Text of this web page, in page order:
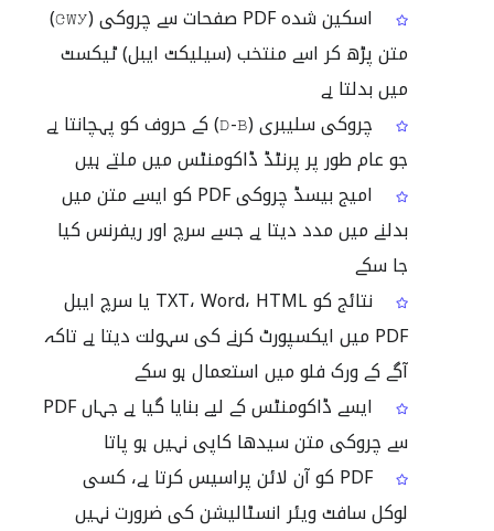
اسکین شدہ PDF صفحات سے چروکی (ᏣᎳᎩ)
متن پڑھ کر اسے منتخب (سیلیکٹ ایبل) ٹیکسٹ
میں بدلتا ہے
چروکی سلیبری (Ꭰ-Ᏼ) کے حروف کو پہچانتا ہے
جو عام طور پر پرنٹڈ ڈاکومنٹس میں ملتے ہیں
امیج بیسڈ چروکی PDF کو ایسے متن میں
بدلنے میں مدد دیتا ہے جسے سرچ اور ریفرنس کیا
جا سکے
نتائج کو TXT، Word، HTML یا سرچ ایبل
PDF میں ایکسپورٹ کرنے کی سہولت دیتا ہے تاکہ
آگے کے ورک فلو میں استعمال ہو سکے
ایسے ڈاکومنٹس کے لیے بنایا گیا ہے جہاں PDF
سے چروکی متن سیدھا کاپی نہیں ہو پاتا
PDF کو آن لائن پراسیس کرتا ہے، کسی
لوکل سافٹ ویئر انسٹالیشن کی ضرورت نہیں